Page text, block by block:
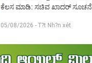
ಕೆಲಸ ಮಾಡಿ: ಸಚಿವ ಖಾದರ್ ಸೂಚನೆ
05/08/2026 - T?t Nh?n xét